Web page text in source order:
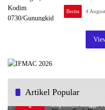
Berita 4
Artikel Popular
1
Diduga Rem